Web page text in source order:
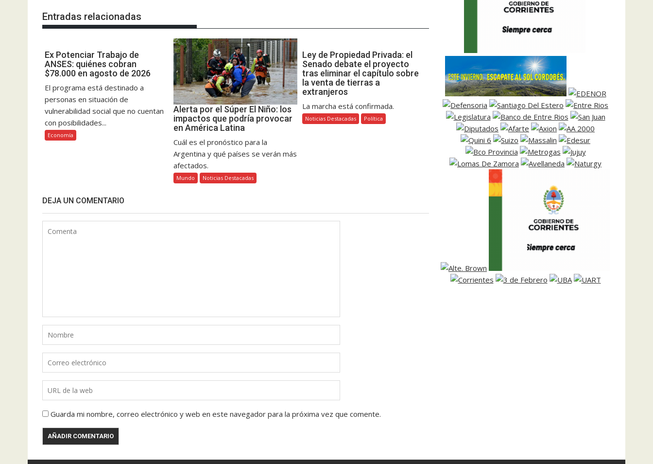
Entradas relacionadas
Ex Potenciar Trabajo de
ANSES: quiénes cobran
$78.000 en agosto de 2026
El programa está destinado a
personas en situación de
vulnerabilidad social que no cuentan
con posibilidades...
Economía
Alerta por el Súper El Niño: los
impactos que podría provocar
en América Latina
Cuál es el pronóstico para la
Argentina y qué países se verán más
afectados.
Mundo Noticias Destacadas
Ley de Propiedad Privada: el
Senado debate el proyecto
tras eliminar el capítulo sobre
la venta de tierras a
extranjeros
La marcha está confirmada.
Noticias Destacadas Política
DEJA UN COMENTARIO
Guarda mi nombre, correo electrónico y web en este navegador para la próxima vez que comente.